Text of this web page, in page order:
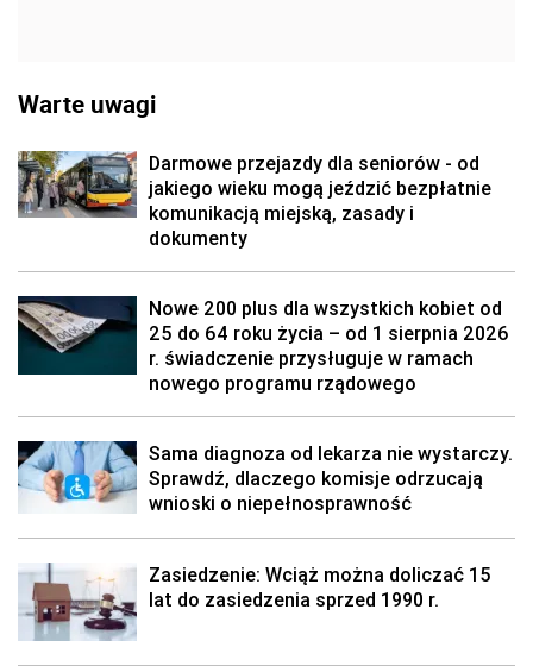
Warte uwagi
Darmowe przejazdy dla seniorów - od
jakiego wieku mogą jeździć bezpłatnie
komunikacją miejską, zasady i
dokumenty
Nowe 200 plus dla wszystkich kobiet od
25 do 64 roku życia – od 1 sierpnia 2026
r. świadczenie przysługuje w ramach
nowego programu rządowego
Sama diagnoza od lekarza nie wystarczy.
Sprawdź, dlaczego komisje odrzucają
wnioski o niepełnosprawność
Zasiedzenie: Wciąż można doliczać 15
lat do zasiedzenia sprzed 1990 r.